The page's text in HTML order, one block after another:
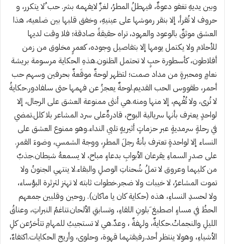
وبين يديهِ تغفو دعوةٌ، فيهطلُ المطرُ، لغزٌ لايفهمه بشر. حب ٌلا يتكرر، و
حروف لا تُقرأ، إلا بنقر رموشها على عينيهِ، وخفق قلبها بين ضلعيه، هذا
العشق موثقٌ بالوعود والعهود، تراه حقيقةً صادقة؛ فلا وقت لديها
للأحلام ولا يكتمل يومها إلا بتفاصيل وجوده، كعمرٍ مخلوق من زمن
أفلاطون، كأسطورة حبٍ لا تحتمل الظنون. هذهِ الحكاية مرسومة بريشة
نعامٍ ومحبرةٍ من مداد صمت؛ لتظهر لوحةٌ موقَعةٌ بحرفين وسهم حب
أحمر، طقووس الحب القديم. لوحةٌ يعجزُ عن فهمها حتى سلفادور. حكايةُ
لا تُرى، ولا تُفْهم، إلا منها ومنه. هي أنثى ممنوعة العشق على الرجال، إلا
لواحدٍ يعترف بأنها سريالية البوح، قادرةٌعلى سرد المشاعر بلا كلل. تمضي
في رحلةٍ سرمديةٍ عبر حزماتٍ أثيريهٍ تلبي النداء. وهو ممنوع العشق على
النساء إلا لواحدةٍ تعترف بأنهُ رجلَ المطرِ، ووجهَ الشمسِ، وضوءَ القمرِ.
‎على صدرِ السماءِ يقرعان الأبوابِ بدعاءٍ مباح، لا يسمعهُ شيطان. جذبٌ
من كليهما وعروق لا تملُ شُحناتِ الوصلِ والبقاء. لا ينتهي الجنونُ ولا
تموت المشاعرُ، لا خيبات ولا ضجر. خطوات ثابته لا تهتز لثرثرة البؤساء،
ولا لحسدِ النساءِ، هذه (حكاية كان يا ماكان). روحين وقلبين جمعهم
الحظُ في مساءٍ اصطبغ َبلونِ اللقاءِ، وتسابقِ الألحان. تناغمُ النبراتِ، وعناقُ
الليلِ والنجماتْ. حكايةٌ، ولهفةٌ ، وعدٌ. هي لا تستجيبُ للمهامِ تتأخرُعن كلِ
الأشياءِ، وهولا ينتظر أحد. رفيقتهما قهوة، وحلوى، وأريج الحكايات. اكتفاءٌ،